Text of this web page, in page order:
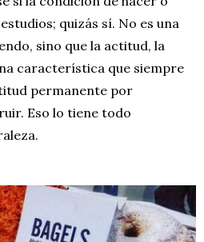
quizás sí. No es una
sino que la actitud, la
característica que siempre
permanente por
Eso lo tiene todo